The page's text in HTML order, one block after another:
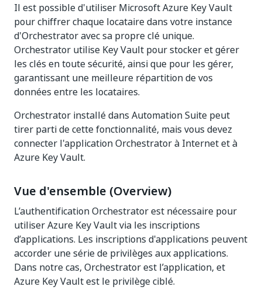
Il est possible d'utiliser Microsoft Azure Key Vault
pour chiffrer chaque locataire dans votre instance
d'Orchestrator avec sa propre clé unique.
Orchestrator utilise Key Vault pour stocker et gérer
les clés en toute sécurité, ainsi que pour les gérer,
garantissant une meilleure répartition de vos
données entre les locataires.
Orchestrator installé dans Automation Suite peut
tirer parti de cette fonctionnalité, mais vous devez
connecter l'application Orchestrator à Internet et à
Azure Key Vault.
Vue d'ensemble (Overview)
L’authentification Orchestrator est nécessaire pour
utiliser Azure Key Vault via les inscriptions
d’applications. Les inscriptions d'applications peuvent
accorder une série de privilèges aux applications.
Dans notre cas, Orchestrator est l’application, et
Azure Key Vault est le privilège ciblé.